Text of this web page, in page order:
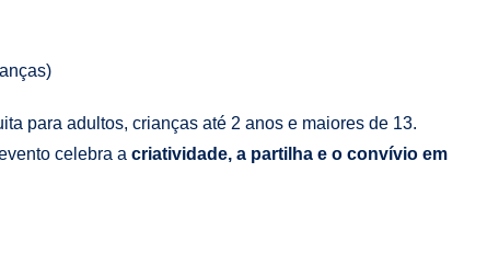
para adultos, crianças até 2 anos e maiores de 13.
celebra a criatividade, a partilha e o convívio em